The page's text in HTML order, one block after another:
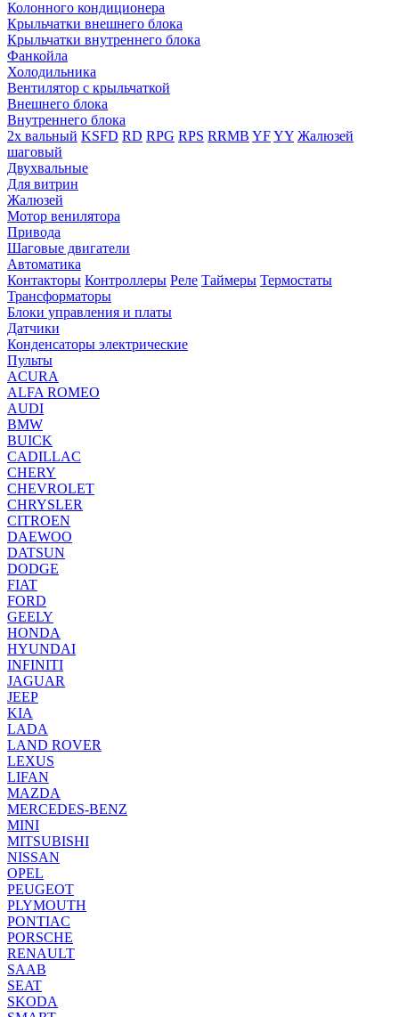
Колонного кондиционера
Крыльчатки внешнего блока
Крыльчатки внутреннего блока
Фанкойла
Холодильника
Вентилятор с крыльчаткой
Внешнего блока
Внутреннего блока
2х вальный KSFD RD RPG RPS RRMB YFYY Жалюзей
шаговый
Двухвальные
Для витрин
Жалюзей
Мотор венилятора
Привода
Шаговые двигатели
Автоматика
Контакторы Контроллеры Реле Таймеры Термостаты
Трансформаторы
Блоки управления и платы
Датчики
Конденсаторы электрические
Пульты
ACURA
ALFA ROMEO
AUDI
BMW
BUICK
CADILLAC
CHERY
CHEVROLET
CHRYSLER
CITROEN
DAEWOO
DATSUN
DODGE
FIAT
FORD
GEELY
HONDA
HYUNDAI
INFINITI
JAGUAR
JEEP
KIA
LADA
LAND ROVER
LEXUS
LIFAN
MAZDA
MERCEDES-BENZ
MINI
MITSUBISHI
NISSAN
OPEL
PEUGEOT
PLYMOUTH
PONTIAC
PORSCHE
RENAULT
SAAB
SEAT
SKODA